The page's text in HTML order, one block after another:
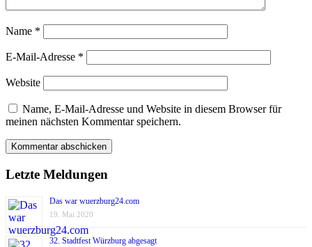
Name *
E-Mail-Adresse *
Website
Name, E-Mail-Adresse und Website in diesem Browser für
meinen nächsten Kommentar speichern.
Letzte Meldungen
Das war wuerzburg24.com
19. Mai 2020
32. Stadtfest Würzburg abgesagt